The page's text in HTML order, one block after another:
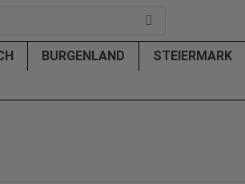
BURGENLAND STEIERMARK